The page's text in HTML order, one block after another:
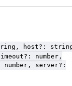
host?:
number,
server?: